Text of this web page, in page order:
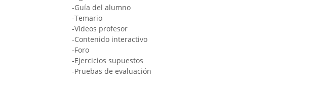
-Guía del alumno
-Temario
-Vídeos profesor
-Contenido interactivo
-Foro
-Ejercicios supuestos
-Pruebas de evaluación